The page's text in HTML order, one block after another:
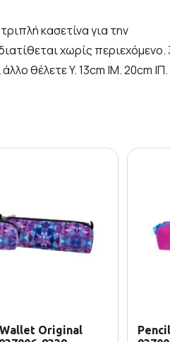
κασετίνα για την
χωρίς περιεχόμενο.
θέλετε Y. 13cm |Μ. 20cm |Π.
Original